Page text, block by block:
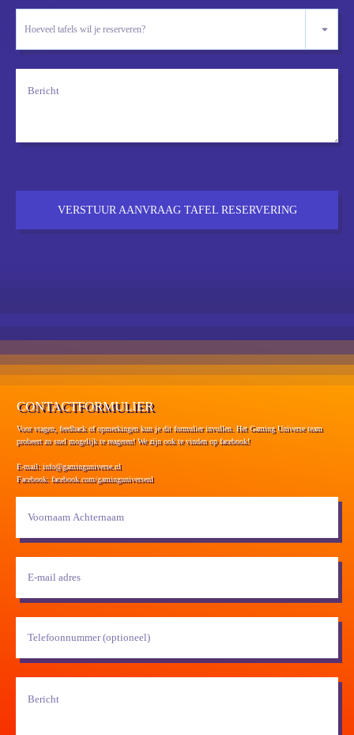
Hoeveel tafels wil je reserveren?
VERSTUUR AANVRAAG TAFEL RESERVERING
CONTACTFORMULIER
Voor vragen, feedback of opmerkingen kun je dit formulier invullen. Het Gaming Universe team
probeert zo snel mogelijk te reageren! We zijn ook te vinden op facebook!
E-mail: info@gaminguniverse.nl
Facebook:facebook.com/gaminguniversenl